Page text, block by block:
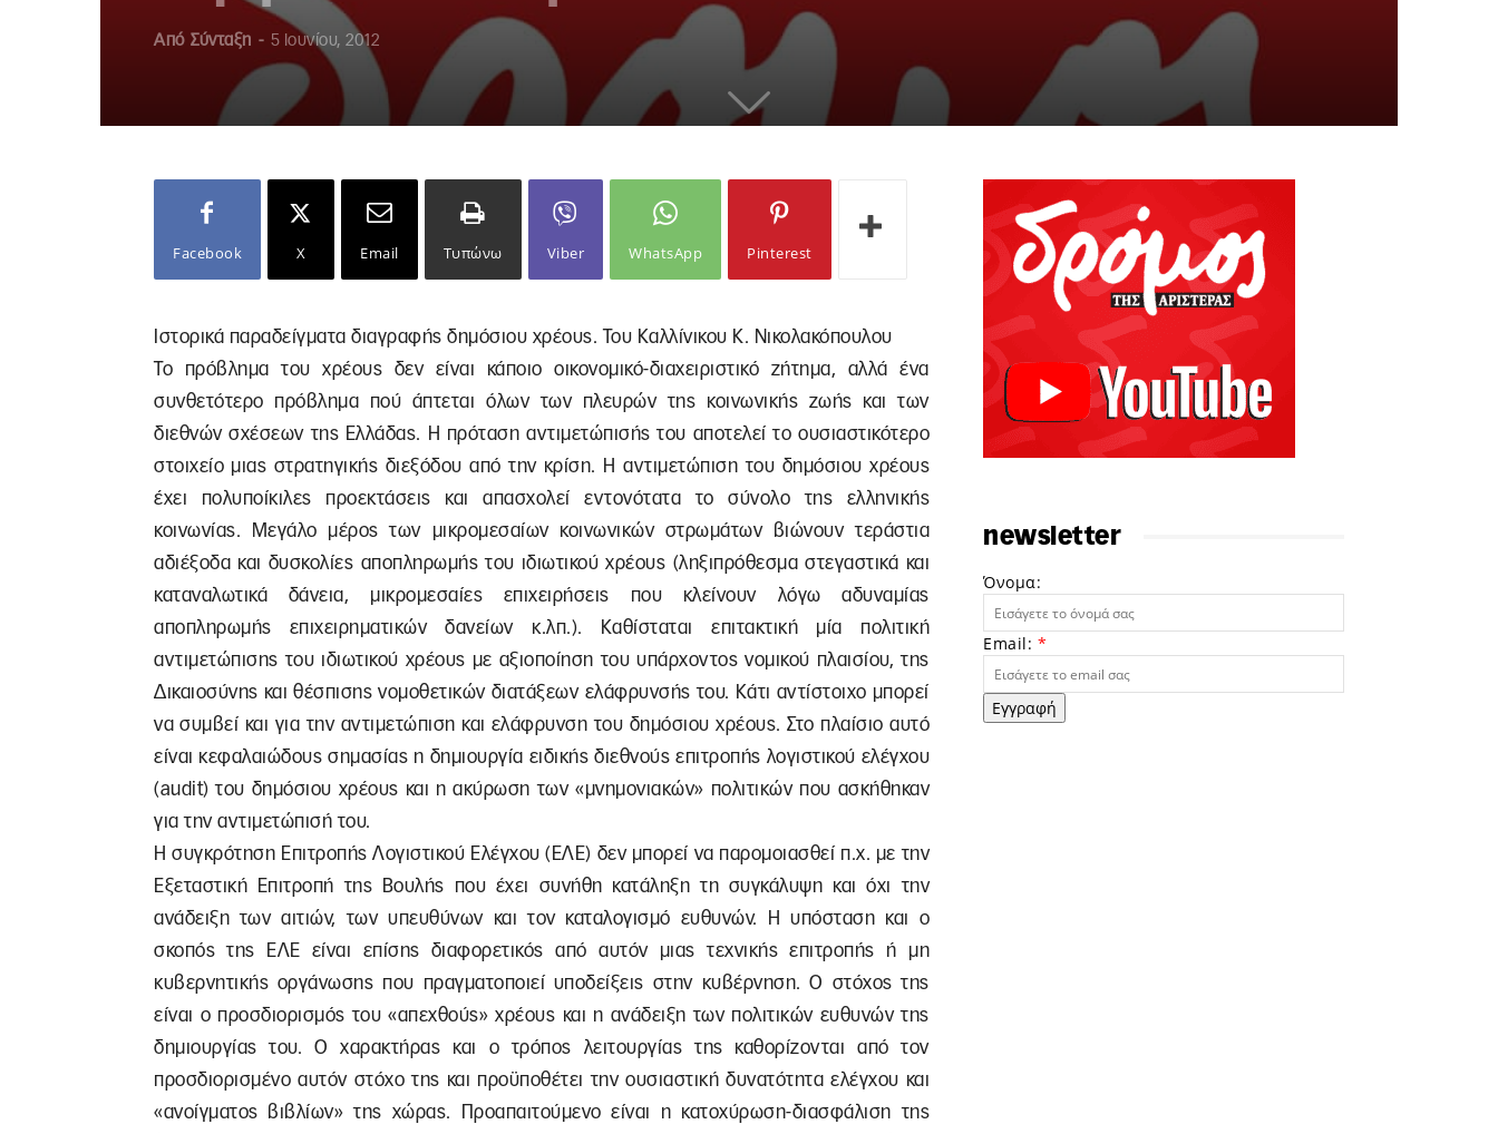
Από Σύνταξη - 5 Ιουνίου, 2012
Facebook X Email Τυπώνω Viber WhatsApp Pinterest
Ιστορικά παραδείγματα διαγραφής δημόσιου χρέους. Του Καλλίνικου Κ. Νικολακόπουλου
Το πρόβλημα του χρέους δεν είναι κάποιο οικονομικό-διαχειριστικό ζήτημα, αλλά ένα
συνθετότερο πρόβλημα πού άπτεται όλων των πλευρών της κοινωνικής ζωής και των
διεθνών σχέσεων της Ελλάδας. Η πρόταση αντιμετώπισής του αποτελεί το ουσιαστικότερο
στοιχείο μιας στρατηγικής διεξόδου από την κρίση. Η αντιμετώπιση του δημόσιου χρέους
έχει πολυποίκιλες προεκτάσεις και απασχολεί εντονότατα το σύνολο της ελληνικής
κοινωνίας. Μεγάλο μέρος των μικρομεσαίων κοινωνικών στρωμάτων βιώνουν τεράστια
αδιέξοδα και δυσκολίες αποπληρωμής του ιδιωτικού χρέους (ληξιπρόθεσμα στεγαστικά και
καταναλωτικά δάνεια, μικρομεσαίες επιχειρήσεις που κλείνουν λόγω αδυναμίας
αποπληρωμής επιχειρηματικών δανείων κ.λπ.). Καθίσταται επιτακτική μία πολιτική
αντιμετώπισης του ιδιωτικού χρέους με αξιοποίηση του υπάρχοντος νομικού πλαισίου, της
Δικαιοσύνης και θέσπισης νομοθετικών διατάξεων ελάφρυνσής του. Κάτι αντίστοιχο μπορεί
να συμβεί και για την αντιμετώπιση και ελάφρυνση του δημόσιου χρέους. Στο πλαίσιο αυτό
είναι κεφαλαιώδους σημασίας η δημιουργία ειδικής διεθνούς επιτροπής λογιστικού ελέγχου
(audit) του δημόσιου χρέους και η ακύρωση των «μνημονιακών» πολιτικών που ασκήθηκαν
για την αντιμετώπισή του.
Η συγκρότηση Επιτροπής Λογιστικού Ελέγχου (ΕΛΕ) δεν μπορεί να παρομοιασθεί π.χ. με την
Εξεταστική Επιτροπή της Βουλής που έχει συνήθη κατάληξη τη συγκάλυψη και όχι την
ανάδειξη των αιτιών, των υπευθύνων και τον καταλογισμό ευθυνών. Η υπόσταση και ο
σκοπός της ΕΛΕ είναι επίσης διαφορετικός από αυτόν μιας τεχνικής επιτροπής ή μη
κυβερνητικής οργάνωσης που πραγματοποιεί υποδείξεις στην κυβέρνηση. Ο στόχος της
είναι ο προσδιορισμός του «απεχθούς» χρέους και η ανάδειξη των πολιτικών ευθυνών της
δημιουργίας του. Ο χαρακτήρας και ο τρόπος λειτουργίας της καθορίζονται από τον
προσδιορισμένο αυτόν στόχο της και προϋποθέτει την ουσιαστική δυνατότητα ελέγχου και
«ανοίγματος βιβλίων» της χώρας. Προαπαιτούμενο είναι η κατοχύρωση-διασφάλιση της
newsletter
Όνομα:
Email: *
Εγγραφή